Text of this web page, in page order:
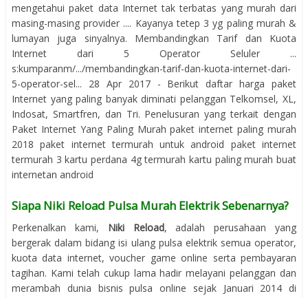
mengetahui paket data Internet tak terbatas yang murah dari
masing-masing provider .... Kayanya tetep 3 yg paling murah &
lumayan juga sinyalnya. Membandingkan Tarif dan Kuota
Internet dari 5 Operator Seluler ...
s:kumparanm/.../membandingkan-tarif-dan-kuota-internet-dari-
5-operator-sel... 28 Apr 2017 - Berikut daftar harga paket
Internet yang paling banyak diminati pelanggan Telkomsel, XL,
Indosat, Smartfren, dan Tri. Penelusuran yang terkait dengan
Paket Internet Yang Paling Murah paket internet paling murah
2018 paket internet termurah untuk android paket internet
termurah 3 kartu perdana 4g termurah kartu paling murah buat
internetan android
Siapa Niki Reload Pulsa Murah Elektrik Sebenarnya?
Perkenalkan kami, Niki Reload, adalah perusahaan yang
bergerak dalam bidang isi ulang pulsa elektrik semua operator,
kuota data internet, voucher game online serta pembayaran
tagihan. Kami telah cukup lama hadir melayani pelanggan dan
merambah dunia bisnis pulsa online sejak Januari 2014 di